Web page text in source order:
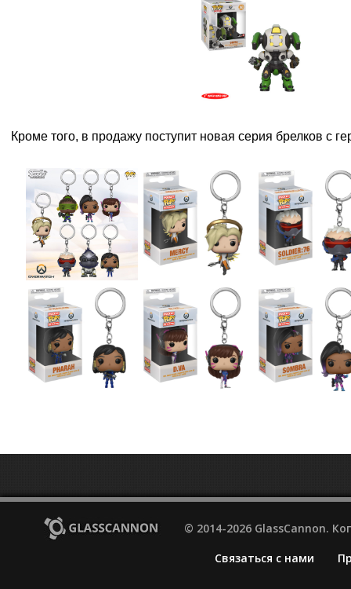
Кроме того, в продажу поступит новая серия брелков с
© 2014-2026 GlassCannon.
Связаться с нами